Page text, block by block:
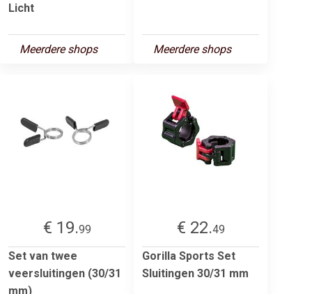
Licht
Meerdere shops Meerdere shops
€ 19.99
Set van twee
veersluitingen (30/31
mm)
€ 22.49
Gorilla Sports Set
Sluitingen 30/31 mm